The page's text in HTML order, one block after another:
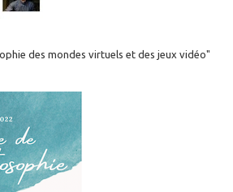
des mondes virtuels et des jeux vidéo"